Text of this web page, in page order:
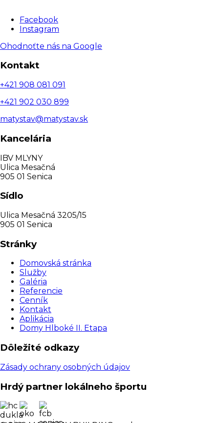
Facebook
Instagram
Ohodnoťte nás na Google
Kontakt
+421 908 081 091
+421 902 030 899
matystav@matystav.sk
Kancelária
IBV MLYNY
Ulica Mesačná
905 01 Senica
Sídlo
Ulica Mesačná 3205/15
905 01 Senica
Stránky
Domovská stránka
Služby
Galéria
Referencie
Cenník
Kontakt
Aplikácia
Domy Hlboké II. Etapa
Dôležité odkazy
Zásady ochrany osobných údajov
Hrdý partner lokálneho športu